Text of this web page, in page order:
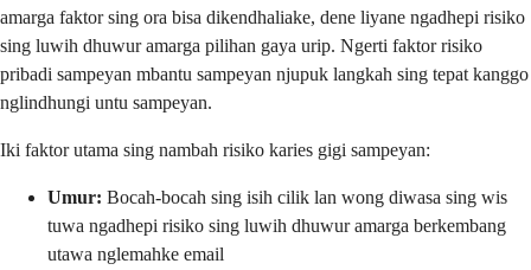
amarga faktor sing ora bisa dikendhaliake, dene liyane ngadhepi risiko
sing luwih dhuwur amarga pilihan gaya urip. Ngerti faktor risiko
pribadi sampeyan mbantu sampeyan njupuk langkah sing tepat kanggo
nglindhungi untu sampeyan.
Iki faktor utama sing nambah risiko karies gigi sampeyan:
Umur: Bocah-bocah sing isih cilik lan wong diwasa sing wis
tuwa ngadhepi risiko sing luwih dhuwur amarga berkembang
utawa nglemahke email